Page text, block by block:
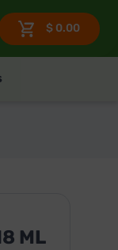
$ 0.00
ML